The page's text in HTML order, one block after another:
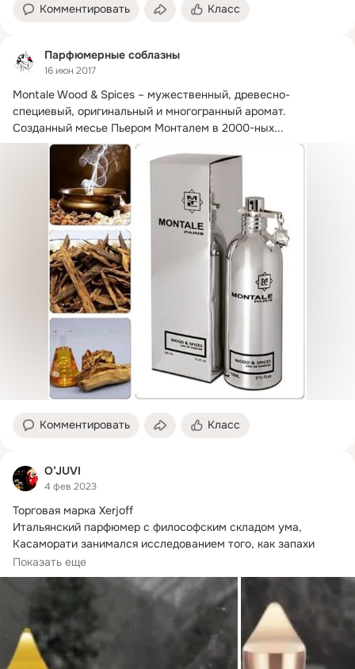
Комментировать Класс
Парфюмерные соблазны
16 июн 2017
Montale Wood & Spices – мужественный, древесно-
специевый, оригинальный и многогранный аромат.
Созданный месье Пьером Монталем в 2000-ных...
Комментировать Класс
O’JUVI
4 фев 2023
Торговая марка Xerjoff
Итальянский парфюмер с философским складом ума,
Касаморати занимался исследованием того, как запахи
воздействуют...
Показать еще